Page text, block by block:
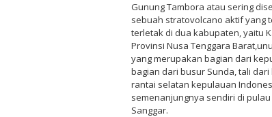
Gunung Tambora atau sering
sebuah stratovolcano aktif yang
terletak di dua kabupaten, yaitu
Provinsi Nusa Tenggara
yang merupakan bagian dari
bagian dari busur Sunda, tali
rantai selatan kepulauan
semenanjungnya sendiri di
Sanggar.